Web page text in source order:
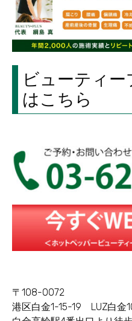
ビューティ
はこちら
〒108-0072
港区白金1-15-19 LUZ白金